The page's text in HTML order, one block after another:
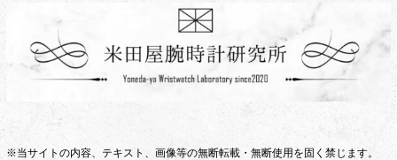
※当サイトの内容、テキスト、画像等の無断転載・無断使用を固く禁じます。